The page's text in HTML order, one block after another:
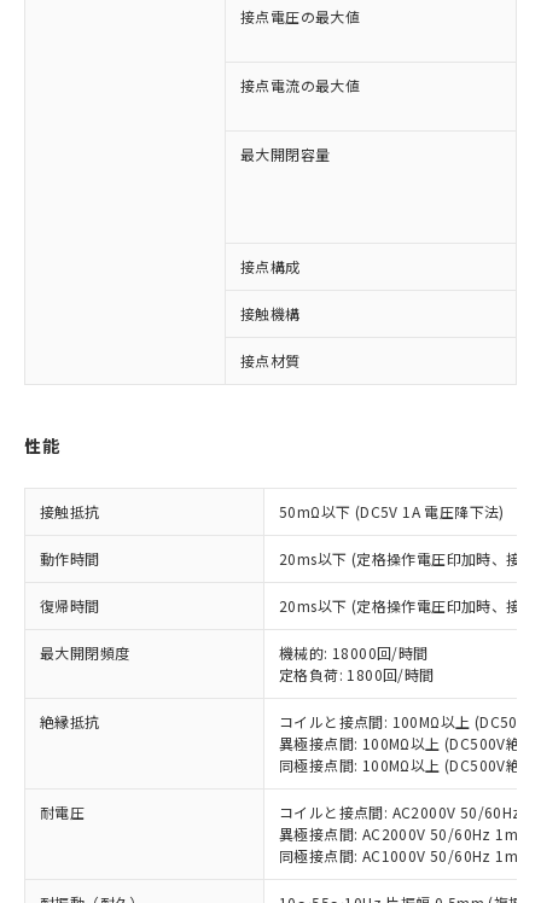
接点電圧の最大値
接点電流の最大値
最大開閉容量
接点構成
接触機構
接点材質
性能
接触抵抗 50mΩ以下 (DC5V 1A 電圧降下法)
動作時間 20ms以下 (定格操作電圧印加時、接
復帰時間 20ms以下 (定格操作電圧印加時、接
最大開閉頻度
機械的: 18000回/時間
定格負荷: 1800回/時間
絶縁抵抗
コイルと接点間: 100MΩ以上
異極接点間: 100MΩ以上 (DC500V絶縁
同極接点間: 100MΩ以上 (DC500V絶縁
耐電圧
コイルと接点間: AC2000V 50/60Hz
異極接点間: AC2000V 50/60Hz 1min
同極接点間: AC1000V 50/60Hz 1min
以下の条件をお読みいただき、同意のうえ
ご利用ください。
本サービスは、当社制御機器事業取扱
商品の当社在庫状況および標準価格
(税抜)を提供させていただくもので
当社制御機器事業取扱商品の中には、
本サービスの対象外となる商品もある
ことをご了承ください。
在庫状況および標準価格照会結果は、
記載している更新日時点での社内デー
タに基づき作成されるものであり、閲
覧された時点での実際の在庫および標
準価格とは異なる場合があることをご
対応済み：EU RoHS指令（10物質）の
商品です。
対応予定なし：EU RoHS指令（10物質）の
非含有に非対応の商品で、対応品を出す予
定はありません。
調査・確認中：EU RoHS指令（10物質）の
非含有の対応状況を調査中または確認中の
商品です。
非該当品：ライセンス料など無形物で、有
害物質有無と関係のない商品です。
仕入先様の事情により、非含有部品として
いたものが、含有品と判明した場合などや
むを得ず変更することがあります。
鉛(Pb) 1000ppm以下、 水銀(Hg) 1000ppm以下、 カド
六価クロム(Cr(Ⅵ)) 1000ppm以下、ポリ臭化ビフェニル
類(PBB) 1000ppm以下、ポリ臭化ジフェニルエーテル類
※1 中国RoHS○×表
「○」：最大均質材料含有率が中国RoHSの
基準値以下であることを示します。
「×」：最大均質材料含有率が中国RoHSの
基準値を超えていることを示します。
「－」：未確認です。当社販売部門へお問
*中国RoHS10物質の基準値 (GB/T26572)：
Pb(鉛) :1000ppm、 Hg(水銀) : 1000ppm、 Cd(カドミウ
当社は、これら貴社製品のうち、外国
為替および外国貿易法に定める商品
（以下｢規制貨物等」という）を輸出
または国外への提供する場合は、日本
国政府の輸出許可(または役務取引許
可)を取得するなどの必要な手続きを